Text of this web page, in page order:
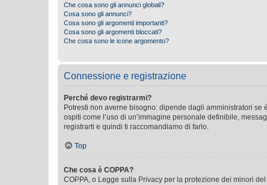
Che cosa sono gli annunci globali?
Cosa sono gli annunci?
Cosa sono gli argomenti importanti?
Cosa sono gli argomenti bloccati?
Che cosa sono le icone argomento?
Connessione e registrazione
Perché devo registrarmi?
Potresti non averne bisogno: dipende dagli amministratori
ospiti come l’uso di un’immagine personale definibile,
registrarti e quindi ti raccomandiamo di farlo.
Top
Che cosa è COPPA?
COPPA, o Legge sulla Privacy per la protezione dei minori